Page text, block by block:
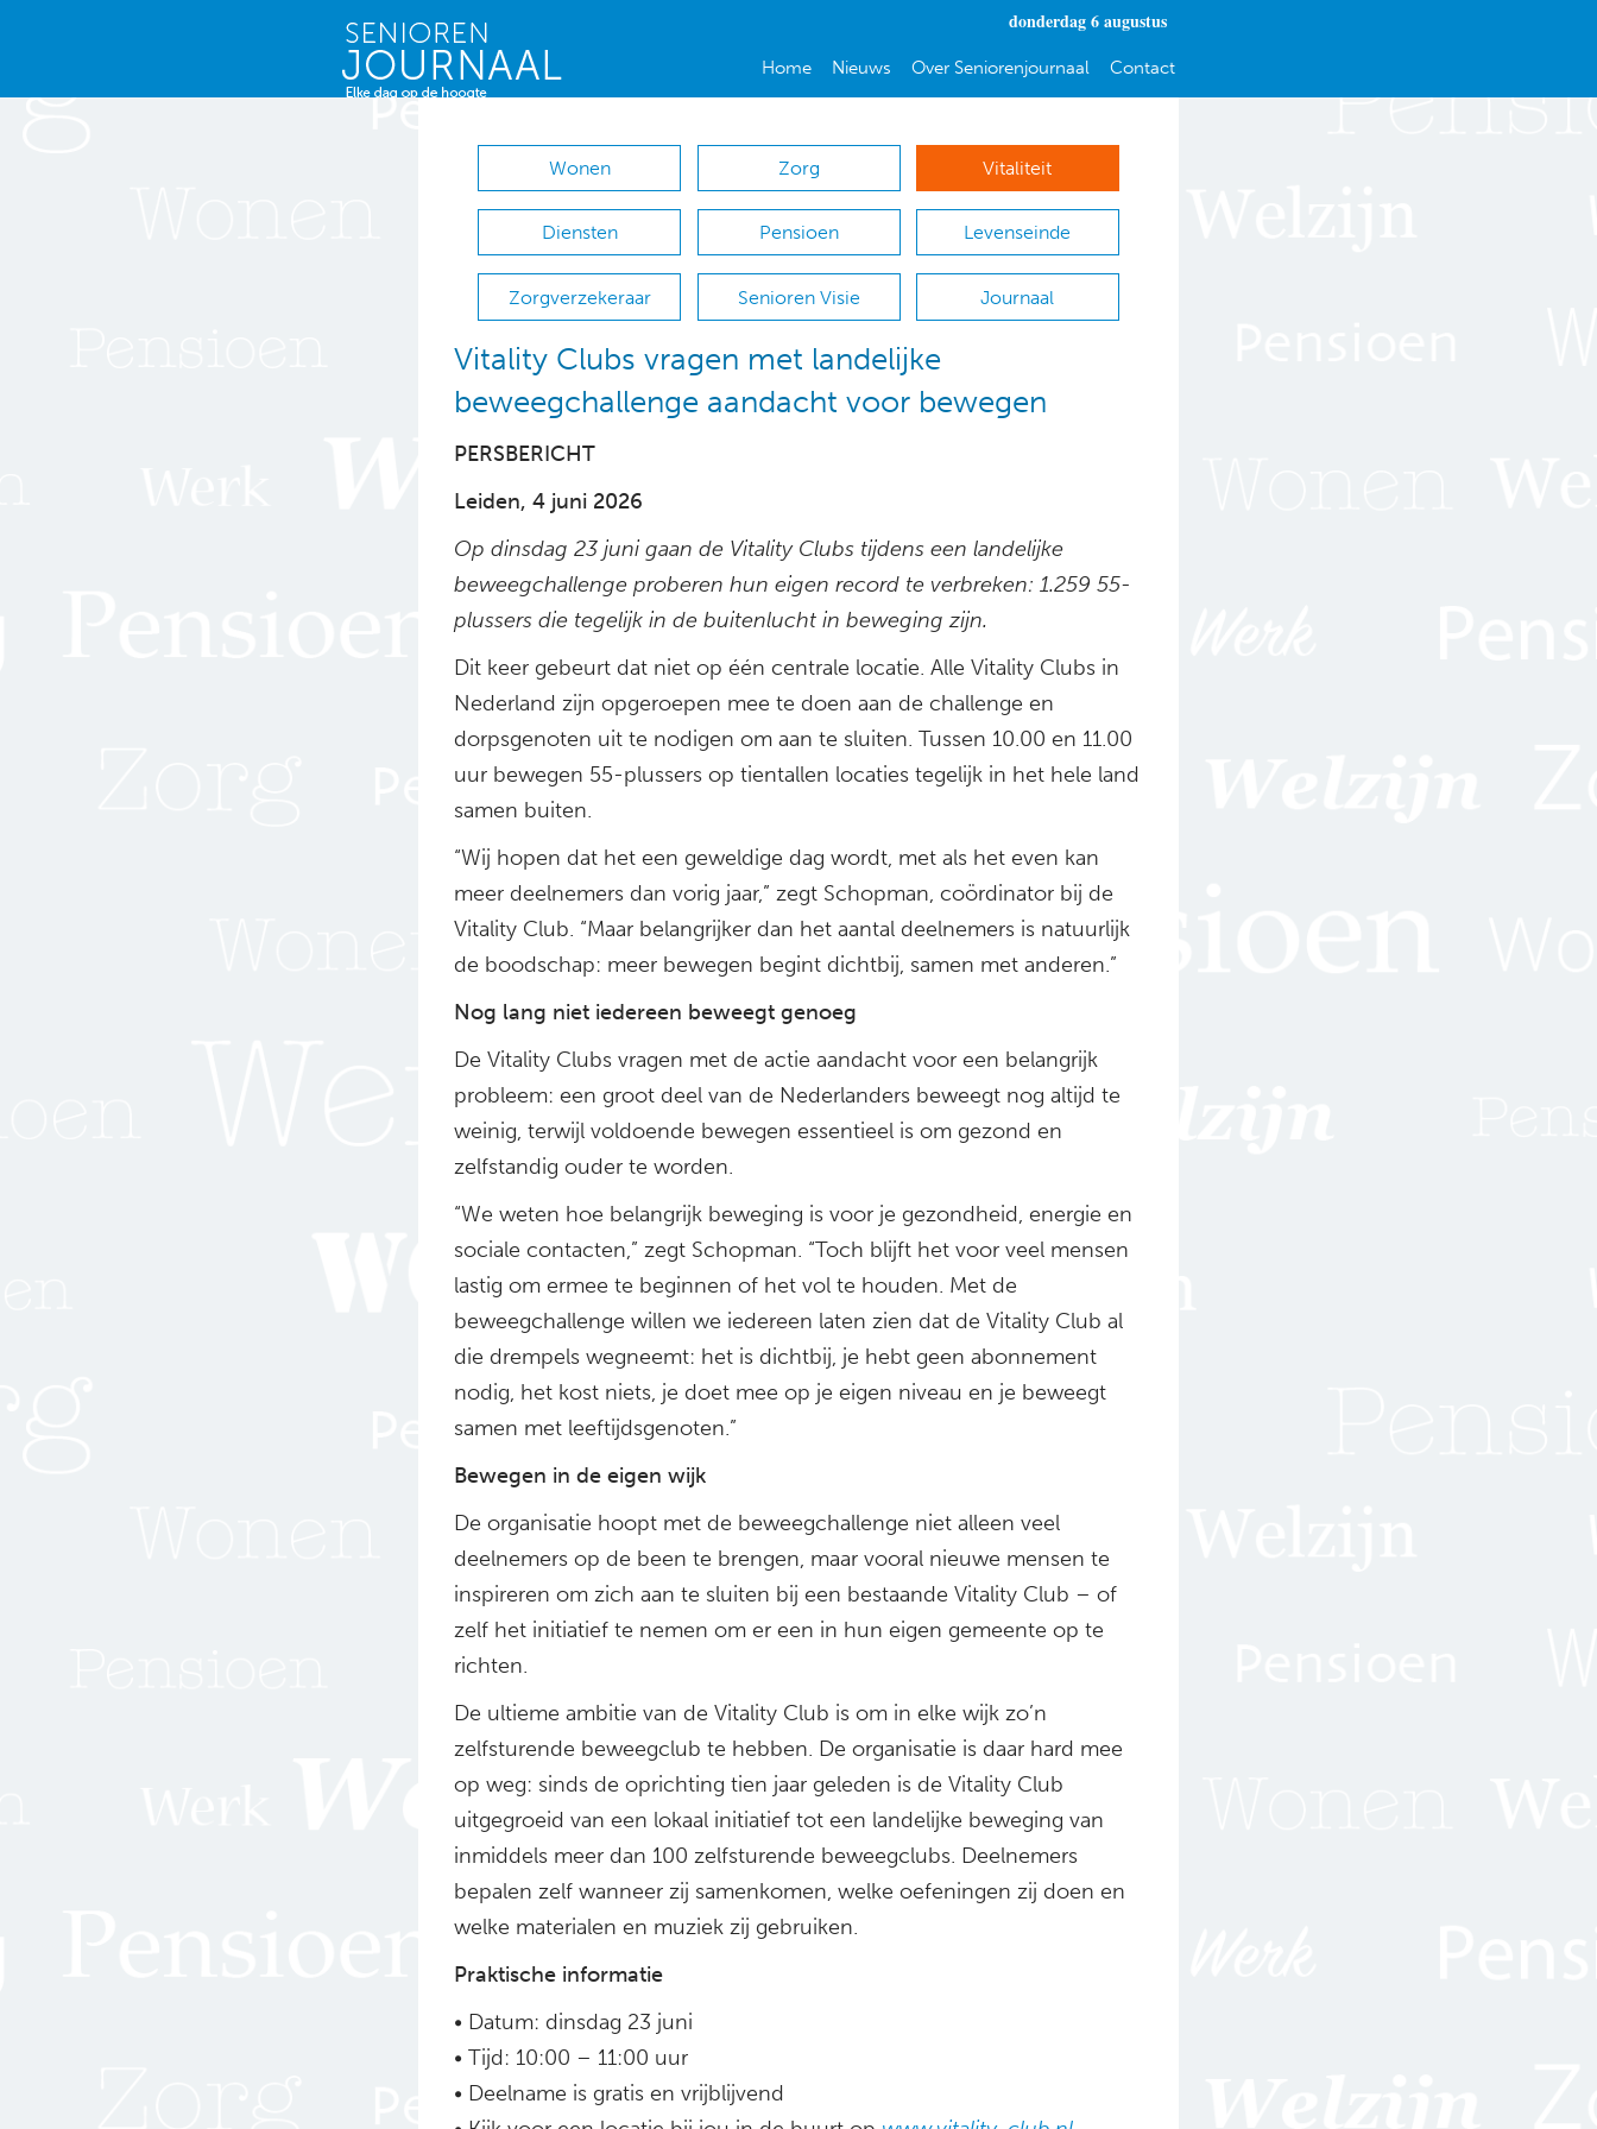
donderdag 6 augustus
Home Nieuws Over Seniorenjournaal Contact
Wonen Zorg Vitaliteit
Diensten Pensioen Levenseinde
Zorgverzekeraar Senioren Visie Journaal
Vitality Clubs vragen met landelijke
beweegchallenge aandacht voor bewegen
PERSBERICHT
Leiden, 4 juni 2026
Op dinsdag 23 juni gaan de Vitality Clubs tijdens een landelijke
beweegchallenge proberen hun eigen record te verbreken: 1.259 55-
plussers die tegelijk in de buitenlucht in beweging zijn.
Dit keer gebeurt dat niet op één centrale locatie. Alle Vitality Clubs in
Nederland zijn opgeroepen mee te doen aan de challenge en
dorpsgenoten uit te nodigen om aan te sluiten. Tussen 10.00 en 11.00
uur bewegen 55-plussers op tientallen locaties tegelijk in het hele land
samen buiten.
“Wij hopen dat het een geweldige dag wordt, met als het even kan
meer deelnemers dan vorig jaar,” zegt Schopman, coördinator bij de
Vitality Club. “Maar belangrijker dan het aantal deelnemers is natuurlijk
de boodschap: meer bewegen begint dichtbij, samen met anderen.”
Nog lang niet iedereen beweegt genoeg
De Vitality Clubs vragen met de actie aandacht voor een belangrijk
probleem: een groot deel van de Nederlanders beweegt nog altijd te
weinig, terwijl voldoende bewegen essentieel is om gezond en
zelfstandig ouder te worden.
“We weten hoe belangrijk beweging is voor je gezondheid, energie en
sociale contacten,” zegt Schopman. “Toch blijft het voor veel mensen
lastig om ermee te beginnen of het vol te houden. Met de
beweegchallenge willen we iedereen laten zien dat de Vitality Club al
die drempels wegneemt: het is dichtbij, je hebt geen abonnement
nodig, het kost niets, je doet mee op je eigen niveau en je beweegt
samen met leeftijdsgenoten.”
Bewegen in de eigen wijk
De organisatie hoopt met de beweegchallenge niet alleen veel
deelnemers op de been te brengen, maar vooral nieuwe mensen te
inspireren om zich aan te sluiten bij een bestaande Vitality Club – of
zelf het initiatief te nemen om er een in hun eigen gemeente op te
richten.
De ultieme ambitie van de Vitality Club is om in elke wijk zo’n
zelfsturende beweegclub te hebben. De organisatie is daar hard mee
op weg: sinds de oprichting tien jaar geleden is de Vitality Club
uitgegroeid van een lokaal initiatief tot een landelijke beweging van
inmiddels meer dan 100 zelfsturende beweegclubs. Deelnemers
bepalen zelf wanneer zij samenkomen, welke oefeningen zij doen en
welke materialen en muziek zij gebruiken.
Praktische informatie
• Datum: dinsdag 23 juni
• Tijd: 10:00 – 11:00 uur
• Deelname is gratis en vrijblijvend